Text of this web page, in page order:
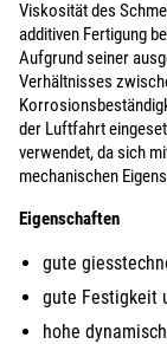
Viskosität des
additiven Fertigung
Aufgrund seiner
Verhältnisses
der Luftfahrt
verwendet, da sich
mechanischen
Eigenschaften
gute
gute Festigkeit
hohe